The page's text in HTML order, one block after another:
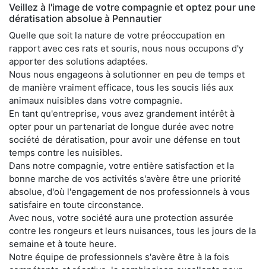
Veillez à l'image de votre compagnie et optez pour une
dératisation absolue à Pennautier
Quelle que soit la nature de votre préoccupation en
rapport avec ces rats et souris, nous nous occupons d'y
apporter des solutions adaptées.
Nous nous engageons à solutionner en peu de temps et
de manière vraiment efficace, tous les soucis liés aux
animaux nuisibles dans votre compagnie.
En tant qu'entreprise, vous avez grandement intérêt à
opter pour un partenariat de longue durée avec notre
société de dératisation, pour avoir une défense en tout
temps contre les nuisibles.
Dans notre compagnie, votre entière satisfaction et la
bonne marche de vos activités s'avère être une priorité
absolue, d'où l'engagement de nos professionnels à vous
satisfaire en toute circonstance.
Avec nous, votre société aura une protection assurée
contre les rongeurs et leurs nuisances, tous les jours de la
semaine et à toute heure.
Notre équipe de professionnels s'avère être à la fois